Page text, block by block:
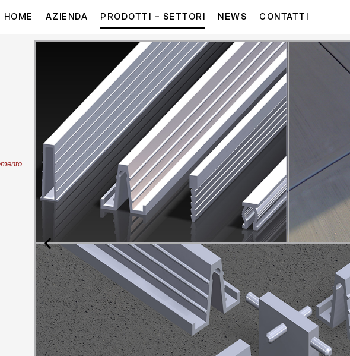
HOME AZIENDA PRODOTTI – SETTORI NEWS CONTATTI